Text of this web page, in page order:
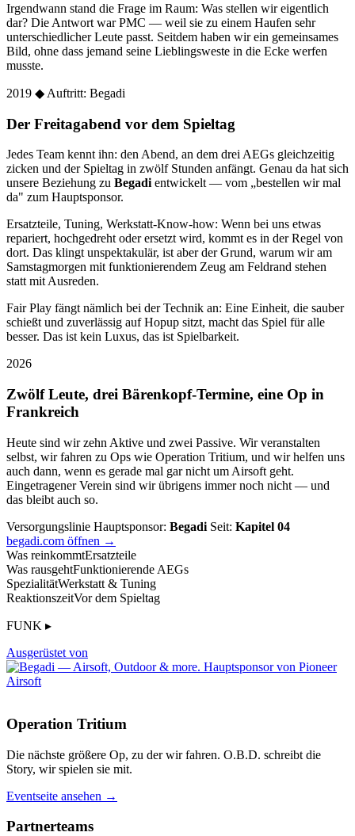
Irgendwann stand die Frage im Raum: Was stellen wir eigentlich
dar? Die Antwort war PMC — weil sie zu einem Haufen sehr
unterschiedlicher Leute passt. Seitdem haben wir ein gemeinsames
Bild, ohne dass jemand seine Lieblingsweste in die Ecke werfen
musste.
2019 ◆ Auftritt: Begadi
Der Freitagabend vor dem Spieltag
Jedes Team kennt ihn: den Abend, an dem drei AEGs gleichzeitig
zicken und der Spieltag in zwölf Stunden anfängt. Genau da hat sich
unsere Beziehung zu Begadientwickelt — vom „bestellen wir mal
da" zum Hauptsponsor.
Ersatzteile, Tuning, Werkstatt-Know-how: Wenn bei uns etwas
repariert, hochgedreht oder ersetzt wird, kommt es in der Regel von
dort. Das klingt unspektakulär, ist aber der Grund, warum wir am
Samstagmorgen mit funktionierendem Zeug am Feldrand stehen
statt mit Ausreden.
Fair Play fängt nämlich bei der Technik an: Eine Einheit, die sauber
schießt und zuverlässig auf Hopup sitzt, macht das Spiel für alle
besser. Das ist kein Luxus, das ist Spielbarkeit.
2026
Zwölf Leute, drei Bärenkopf-Termine, eine Op in
Frankreich
Heute sind wir zehn Aktive und zwei Passive. Wir veranstalten
selbst, wir fahren zu Ops wie Operation Tritium, und wir helfen uns
auch dann, wenn es gerade mal gar nicht um Airsoft geht.
Eingetragener Verein sind wir übrigens immer noch nicht — und
das bleibt auch so.
Versorgungslinie Hauptsponsor: Begadi Seit: Kapitel 04
begadi.com öffnen →
Was reinkommtErsatzteile
Was rausgehtFunktionierende AEGs
SpezialitätWerkstatt & Tuning
ReaktionszeitVor dem Spieltag
FUNK ▸
Ausgerüstet von
Operation Tritium
Die nächste größere Op, zu der wir fahren. O.B.D. schreibt die
Story, wir spielen sie mit.
Eventseite ansehen →
Partnerteams